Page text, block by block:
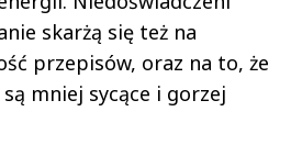
skarżą się też na
przepisów, oraz na to, że
mniej sycące i gorzej